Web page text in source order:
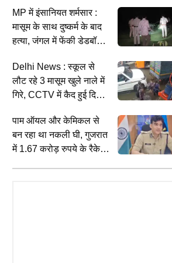
MP में इंसानियत शर्मसार :
मासूम के साथ दुष्कर्म के बाद
हत्या, जंगल में फेंकी डेडबॉडी;
Delhi News : स्कूल से
लौट रहे 3 मासूम खुले नाले में
गिरे, CCTV में कैद हुई दिल
पाम ऑयल और केमिकल से
बन रहा था नकली घी, गुजरात
में 1.67 करोड़ रुपये के रैकेट